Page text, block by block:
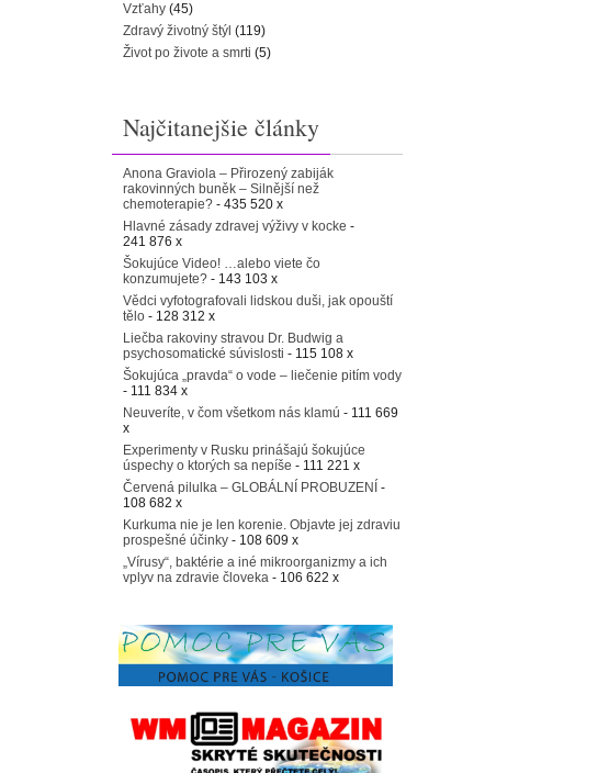
Vzťahy (45)
Zdravý životný štýl (119)
Život po živote a smrti (5)
Najčitanejšie články
Anona Graviola – Přirozený zabiják
rakovinných buněk – Silnější než
chemoterapie? - 435 520 x
Hlavné zásady zdravej výživy v kocke -
241 876 x
Šokujúce Video! …alebo viete čo
konzumujete? - 143 103 x
Vědci vyfotografovali lidskou duši, jak opouští
tělo - 128 312 x
Liečba rakoviny stravou Dr. Budwig a
psychosomatické súvislosti - 115 108 x
Šokujúca „pravda“ o vode – liečenie pitím vody
- 111 834 x
Neuveríte, v čom všetkom nás klamú - 111 669
x
Experimenty v Rusku prinášajú šokujúce
úspechy o ktorých sa nepíše - 111 221 x
Červená pilulka – GLOBÁLNÍ PROBUZENÍ -
108 682 x
Kurkuma nie je len korenie. Objavte jej zdraviu
prospešné účinky - 108 609 x
„Vírusy“, baktérie a iné mikroorganizmy a ich
vplyv na zdravie človeka - 106 622 x